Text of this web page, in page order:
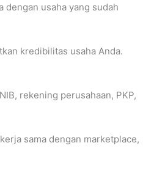
dengan usaha yang sudah
kredibilitas usaha Anda.
rekening perusahaan, PKP,
sama dengan marketplace,